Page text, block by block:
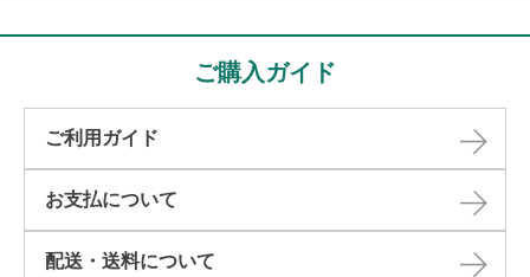
ご購入ガイド
ご利用ガイド
お支払について
配送・送料について